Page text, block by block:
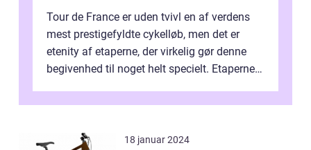
Tour de France er uden tvivl en af verdens
mest prestigefyldte cykelløb, men det er
etenity af etaperne, der virkelig gør denne
begivenhed til noget helt specielt. Etaperne i
18 januar 2024